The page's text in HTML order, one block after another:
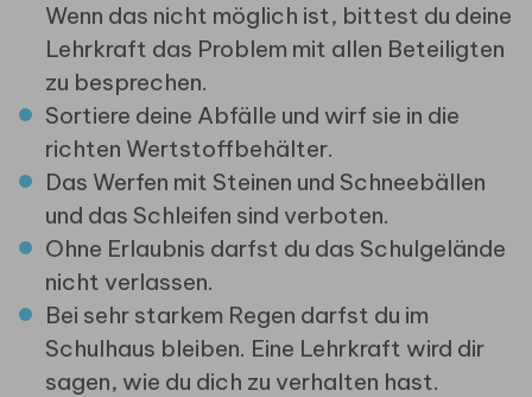
Wenn das nicht möglich ist, bittest du deine
Lehrkraft das Problem mit allen Beteiligten
zu besprechen.
Sortiere deine Abfälle und wirf sie in die
richten Wertstoffbehälter.
Das Werfen mit Steinen und Schneebällen
und das Schleifen sind verboten.
Ohne Erlaubnis darfst du das Schulgelände
nicht verlassen.
Bei sehr starkem Regen darfst du im
Schulhaus bleiben. Eine Lehrkraft wird dir
sagen, wie du dich zu verhalten hast.